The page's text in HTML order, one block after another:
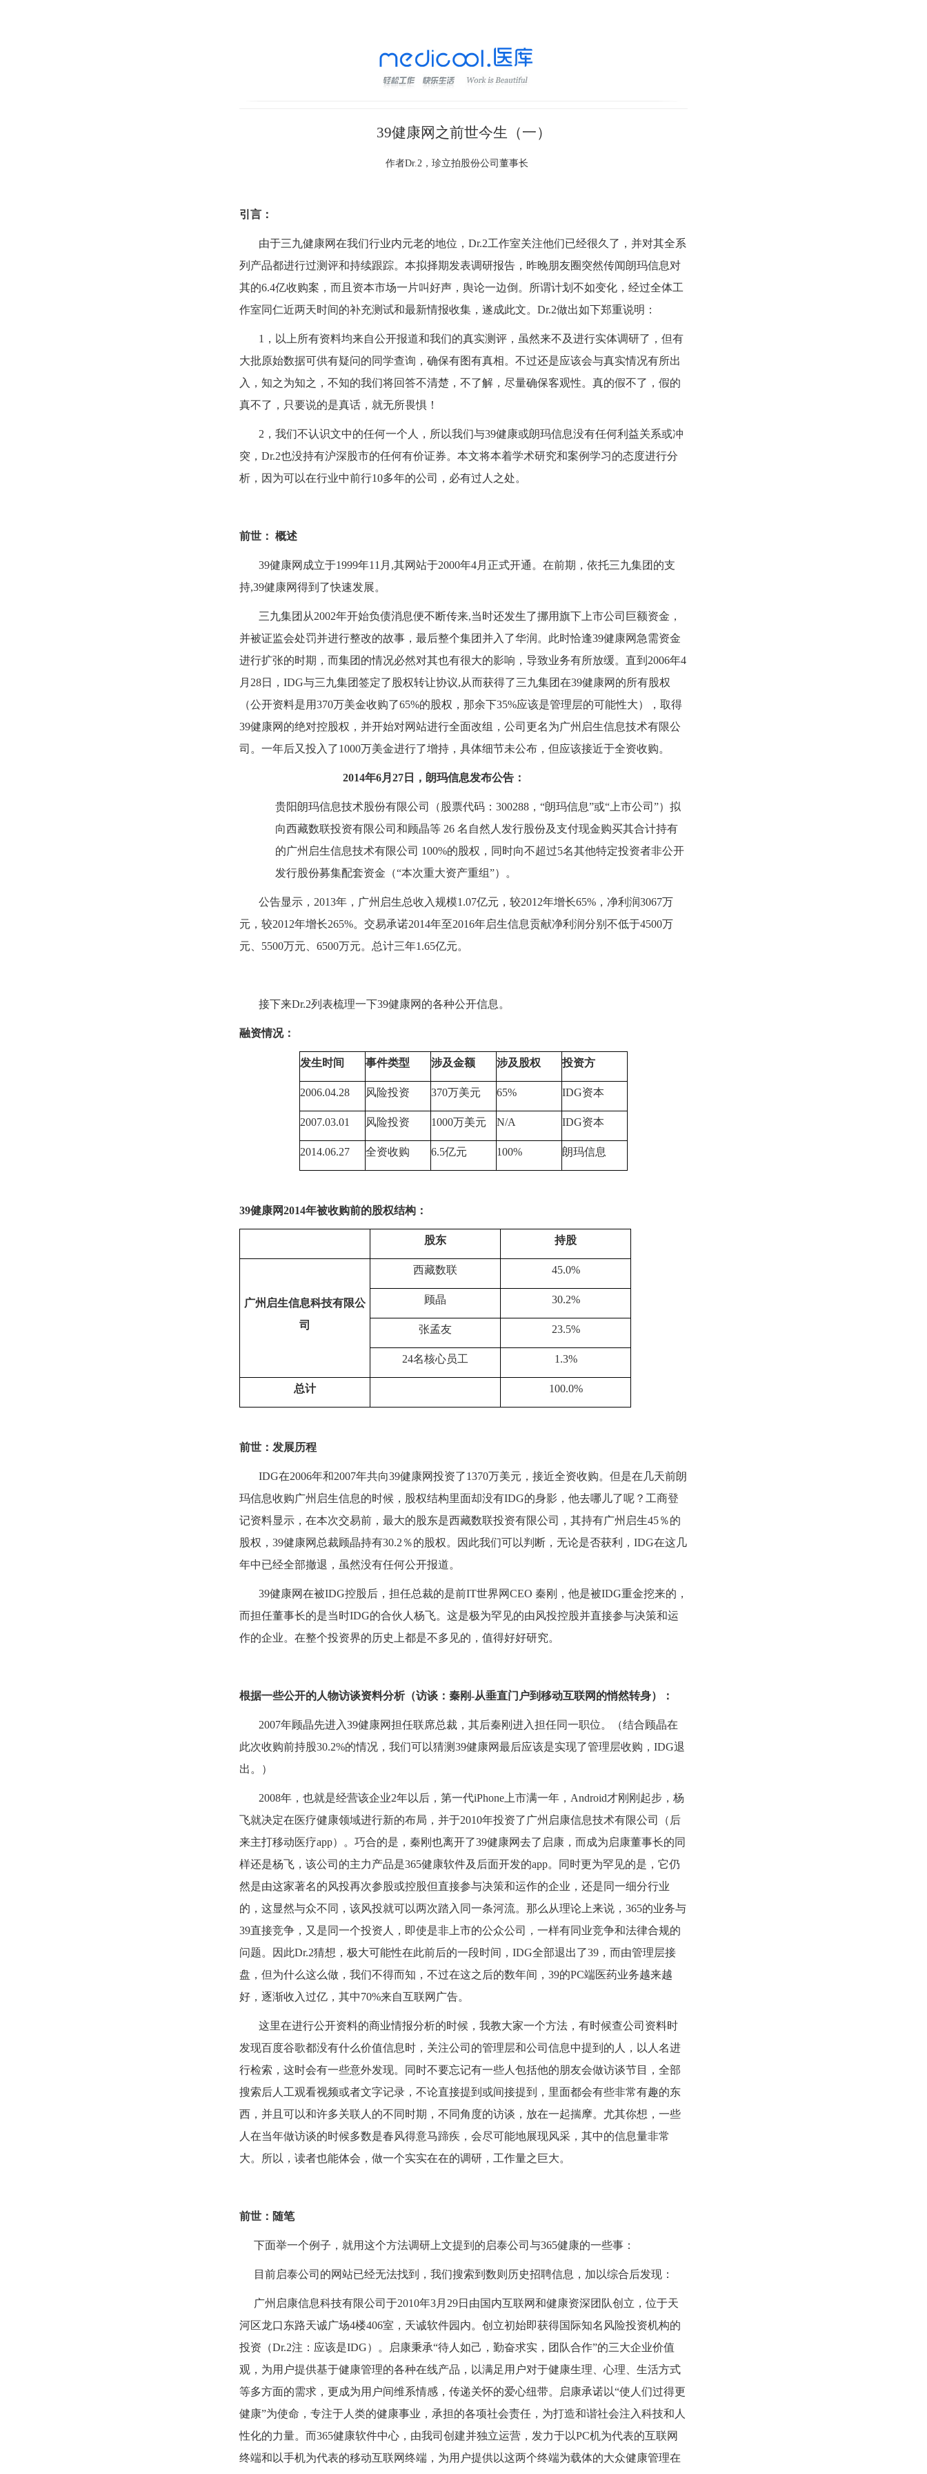
39健康网之前世今生（一）
作者Dr.2，珍立拍股份公司董事长
引言：
由于三九健康网在我们行业内元老的地位， Dr.2工作室关注他们已经很久了，并对其全系
列产品都进行过测评和持续跟踪。本拟择期发表调研报告，昨晚朋友圈突然传闻朗玛信息对
其的6.4亿收购案，而且资本市场一片叫好声，舆论一边倒。所谓计划不如变化，经过全体工
作室同仁近两天时间的补充测试和最新情报收集，遂成此文。 Dr.2做出如下郑重说明：
1 ，以上所有资料均来自公开报道和我们的真实测评，虽然来不及进行实体调研了，但有
大批原始数据可供有疑问的同学查询，确保有图有真相。不过还是应该会与真实情况有所出
入，知之为知之，不知的我们将回答不清楚，不了解，尽量确保客观性。真的假不了，假的
真不了，只要说的是真话，就无所畏惧！
2 ，我们不认识文中的任何一个人，所以我们与39健康或朗玛信息没有任何利益关系或冲
突， Dr.2也没持有沪深股市的任何有价证券。本文将本着学术研究和案例学习的态度进行分
析，因为可以在行业中前行10多年的公司，必有过人之处。
前世： 概述
39健康网成立于1999年11 月 ,其网站于2000年4月正式开通。在前期，依托三九集团的支
持,39健康网得到了快速发展。
三九集团从2002年开始负债消息便不断传来,当时还发生了挪用旗下上市公司巨额资金，
并被证监会处罚并进行整改的故事，最后整个集团并入了华润。此时恰逢39健康网急需资金
进行扩张的时期，而集团的情况必然对其也有很大的影响，导致业务有所放缓。直到 2006年4
月 28日， IDG与三九集团签定了股权转让协议,从而获得了三九集团在39健康网的所有股权
（公开资料是用370万美金收购了65%的股权，那余下35%应该是管理层的可能性大），取得
39健康网的绝对控股权，并开始对网站进行全面改组，公司更名为广州启生信息技术有限公
司。一年后又投入了1000万美金进行了增持，具体细节未公布，但应该接近于全资收购。
2014年6月 27日，朗玛信息发布公告：
贵阳朗玛信息技术股份有限公司（股票代码： 300288 ，“朗玛信息”或“上市公司”）拟
向西藏数联投资有限公司和顾晶等 26 名自然人发行股份及支付现金购买其合计持有
的广州启生信息技术有限公司 100%的股权，同时向不超过5名其他特定投资者非公开
发行股份募集配套资金（“本次重大资产重组”）。
公告显示， 2013年，广州启生总收入规模1.07亿元，较2012年增长65% ，净利润3067万
元，较2012年增长265%。交易承诺2014年至2016年启生信息贡献净利润分别不低于4500万
元、 5500万元、 6500万元。总计三年1.65亿元。
接下来Dr.2列表梳理一下39健康网的各种公开信息。
融资情况：
发生时间 事件类型 涉及金额 涉及股权 投资方
2006.04.28 风险投资 370万美元 65% IDG资本
2007.03.01 风险投资 1000万美元 N/A IDG资本
2014.06.27 全资收购 6.5亿元 100% 朗玛信息
39健康网2014年被收购前的股权结构：
股东 持股
广州启生信息科技有限公
司
西藏数联 45.0%
顾晶 30.2%
张孟友 23.5%
24名核心员工 1.3%
总计 100.0%
前世：发展历程
IDG在2006年和2007年共向39健康网投资了1370万美元，接近全资收购。但是在几天前朗
玛信息收购广州启生信息的时候，股权结构里面却没有IDG的身影，他去哪儿了呢？工商登
记资料显示，在本次交易前，最大的股东是西藏数联投资有限公司，其持有广州启生45％的
股权， 39健康网总裁顾晶持有30.2 ％的股权。因此我们可以判断，无论是否获利， IDG在这几
年中已经全部撤退，虽然没有任何公开报道。
39健康网在被IDG控股后，担任总裁的是前IT世界网CEO 秦刚，他是被IDG重金挖来的，
而担任董事长的是当时IDG的合伙人杨飞。这是极为罕见的由风投控股并直接参与决策和运
作的企业。在整个投资界的历史上都是不多见的，值得好好研究。
根据一些公开的人物访谈资料分析（访谈：秦刚-从垂直门户到移动互联网的悄然转身）：
2007年顾晶先进入39健康网担任联席总裁，其后秦刚进入担任同一职位。（结合顾晶在
此次收购前持股30.2%的情况，我们可以猜测39健康网最后应该是实现了管理层收购， IDG退
出。）
2008年，也就是经营该企业2年以后，第一代iPhone 上市满一年， Android才刚刚起步，杨
飞就决定在医疗健康领域进行新的布局，并于2010年投资了广州启康信息技术有限公司（后
来主打移动医疗app）。巧合的是，秦刚也离开了39健康网去了启康，而成为启康董事长的同
样还是杨飞，该公司的主力产品是365健康软件及后面开发的app。同时更为罕见的是，它仍
然是由这家著名的风投再次参股或控股但直接参与决策和运作的企业，还是同一细分行业
的，这显然与众不同，该风投就可以两次踏入同一条河流。那么从理论上来说， 365的业务与
39直接竞争，又是同一个投资人，即使是非上市的公众公司，一样有同业竞争和法律合规的
问题。因此Dr.2猜想，极大可能性在此前后的一段时间， IDG全部退出了39 ，而由管理层接
盘，但为什么这么做，我们不得而知，不过在这之后的数年间， 39的PC端医药业务越来越
好，逐渐收入过亿，其中70%来自互联网广告。
这里在进行公开资料的商业情报分析的时候，我教大家一个方法，有时候查公司资料时
发现百度谷歌都没有什么价值信息时，关注公司的管理层和公司信息中提到的人，以人名进
行检索，这时会有一些意外发现。同时不要忘记有一些人包括他的朋友会做访谈节目，全部
搜索后人工观看视频或者文字记录，不论直接提到或间接提到，里面都会有些非常有趣的东
西，并且可以和许多关联人的不同时期，不同角度的访谈，放在一起揣摩。尤其你想，一些
人在当年做访谈的时候多数是春风得意马蹄疾，会尽可能地展现风采，其中的信息量非常
大。所以，读者也能体会，做一个实实在在的调研，工作量之巨大。
前世：随笔
下面举一个例子，就用这个方法调研上文提到的启泰公司与365健康的一些事：
目前启泰公司的网站已经无法找到，我们搜索到数则历史招聘信息，加以综合后发现：
广州启康信息科技有限公司于2010年3月 29日由国内互联网和健康资深团队创立，位于天
河区龙口东路天诚广场4楼406室，天诚软件园内。创立初始即获得国际知名风险投资机构的
投资（Dr.2注：应该是IDG）。启康秉承“待人如己，勤奋求实，团队合作”的三大企业价值
观，为用户提供基于健康管理的各种在线产品，以满足用户对于健康生理、心理、生活方式
等多方面的需求，更成为用户间维系情感，传递关怀的爱心纽带。启康承诺以“使人们过得更
健康”为使命，专注于人类的健康事业，承担的各项社会责任，为打造和谐社会注入科技和人
性化的力量。而365健康软件中心，由我司创建并独立运营，发力于以PC机为代表的互联网
终端和以手机为代表的移动互联网终端，为用户提供以这两个终端为载体的大众健康管理在